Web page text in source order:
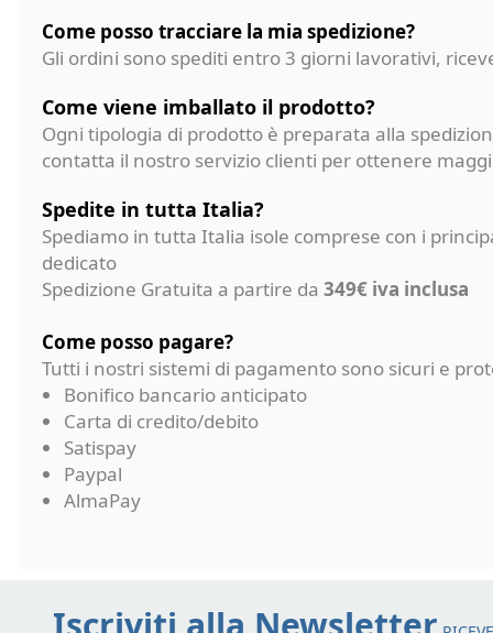
Come posso tracciare la mia spedizione?
Gli ordini sono spediti entro 3 giorni lavorativi,
Come viene imballato il prodotto?
Ogni tipologia di prodotto è preparata alla
contatta il nostro servizio clienti per ottenere
Spedite in tutta Italia?
Spediamo in tutta Italia isole comprese con i
dedicato
Spedizione Gratuita a partire da 349€ iva inclusa
Come posso pagare?
Tutti i nostri sistemi di pagamento sono sicuri e
Bonifico bancario anticipato
Carta di credito/debito
Satispay
Paypal
AlmaPay